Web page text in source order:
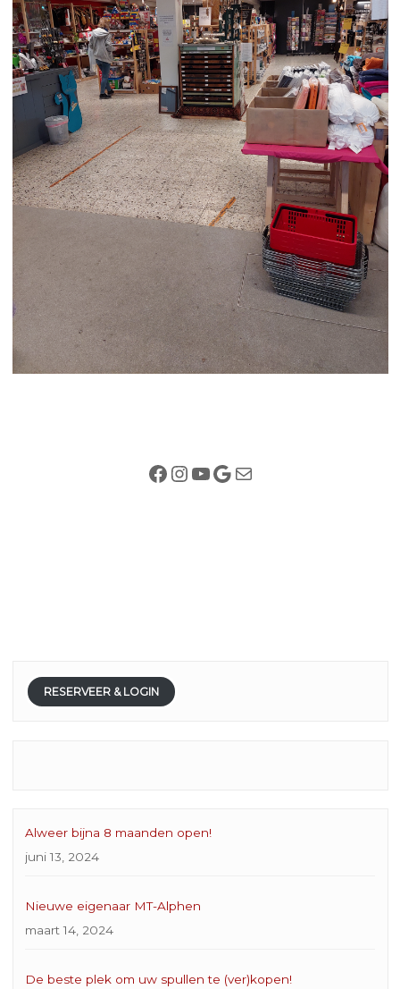
Facebook
Instagram
YouTube
Google
E-mail
RESERVEER & LOGIN
Alweer bijna 8 maanden open!
juni 13, 2024
Nieuwe eigenaar MT-Alphen
maart 14, 2024
De beste plek om uw spullen te (ver)kopen!